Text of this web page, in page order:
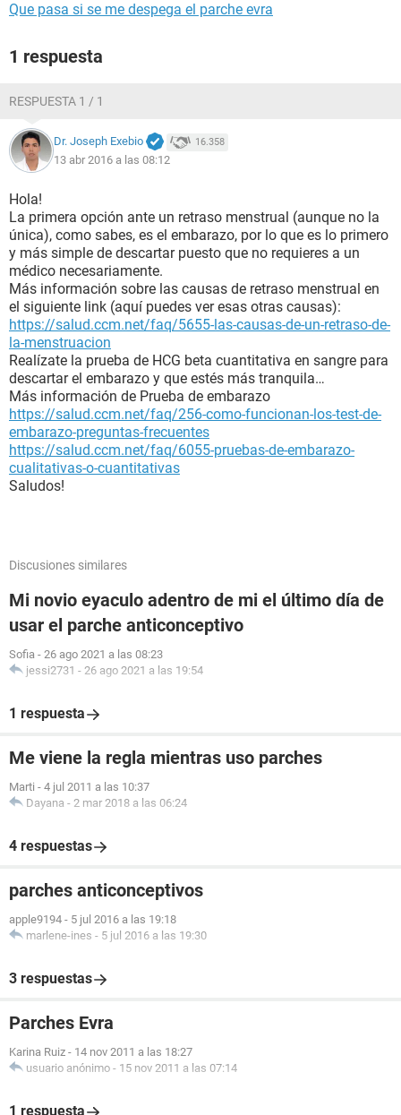
Que pasa si se me despega el parche evra
1 respuesta
RESPUESTA 1 / 1
Dr. Joseph Exebio 16.358
13 abr 2016 a las 08:12
Hola!
La primera opción ante un retraso menstrual (aunque no la
única), como sabes, es el embarazo, por lo que es lo primero
y más simple de descartar puesto que no requieres a un
médico necesariamente.
Más información sobre las causas de retraso menstrual en
el siguiente link (aquí puedes ver esas otras causas):
https://salud.ccm.net/faq/5655-las-causas-de-un-retraso-de-
la-menstruacion
Realízate la prueba de HCG beta cuantitativa en sangre para
descartar el embarazo y que estés más tranquila…
Más información de Prueba de embarazo
https://salud.ccm.net/faq/256-como-funcionan-los-test-de-
embarazo-preguntas-frecuentes
https://salud.ccm.net/faq/6055-pruebas-de-embarazo-
cualitativas-o-cuantitativas
Saludos!
Discusiones similares
Mi novio eyaculo adentro de mi el último día de
usar el parche anticonceptivo
Sofia - 26 ago 2021 a las 08:23
jessi2731 - 26 ago 2021 a las 19:54
1 respuesta
Me viene la regla mientras uso parches
Marti - 4 jul 2011 a las 10:37
Dayana - 2 mar 2018 a las 06:24
4 respuestas
parches anticonceptivos
apple9194 - 5 jul 2016 a las 19:18
marlene-ines - 5 jul 2016 a las 19:30
3 respuestas
Parches Evra
Karina Ruiz - 14 nov 2011 a las 18:27
usuario anónimo - 15 nov 2011 a las 07:14
1 respuesta